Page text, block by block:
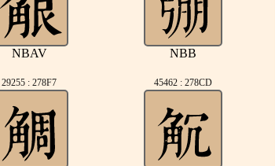
NBAV NBB
29255 : 278F7 45462 : 278CD